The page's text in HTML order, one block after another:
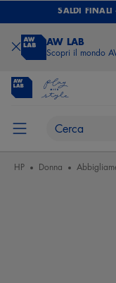
SALDI
AW LAB
Scopri il mondo
HP Donna